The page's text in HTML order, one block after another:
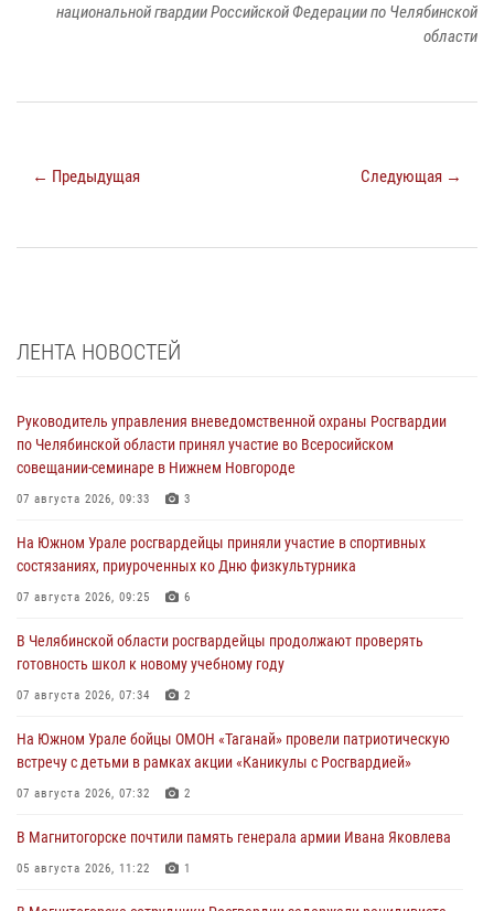
национальной гвардии Российской Федерации по Челябинской
области
← Предыдущая Следующая →
ЛЕНТА НОВОСТЕЙ
Руководитель управления вневедомственной охраны Росгвардии
по Челябинской области принял участие во Всеросийском
совещании-семинаре в Нижнем Новгороде
07 августа 2026, 09:33 3
На Южном Урале росгвардейцы приняли участие в спортивных
состязаниях, приуроченных ко Дню физкультурника
07 августа 2026, 09:25 6
В Челябинской области росгвардейцы продолжают проверять
готовность школ к новому учебному году
07 августа 2026, 07:34 2
На Южном Урале бойцы ОМОН «Таганай» провели патриотическую
встречу с детьми в рамках акции «Каникулы с Росгвардией»
07 августа 2026, 07:32 2
В Магнитогорске почтили память генерала армии Ивана Яковлева
05 августа 2026, 11:22 1